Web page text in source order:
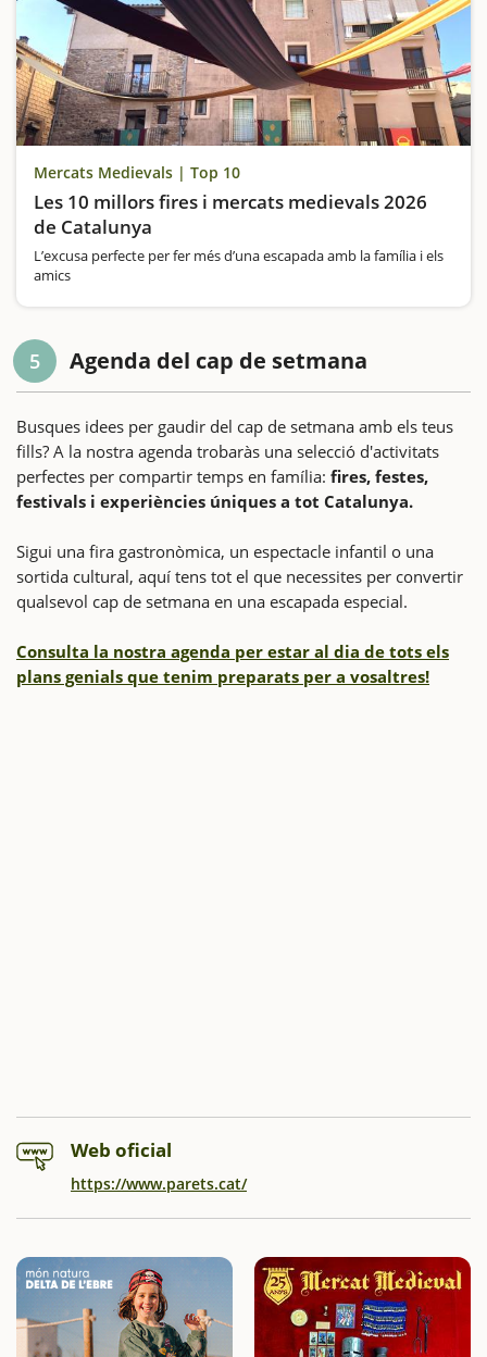
Mercats Medievals | Top 10
Les 10 millors fires i mercats medievals 2026
de Catalunya
L’excusa perfecte per fer més d’una escapada amb la família i els
amics
5 Agenda del cap de setmana
Busques idees per gaudir del cap de setmana amb els teus
fills? A la nostra agenda trobaràs una selecció d'activitats
perfectes per compartir temps en família: fires, festes,
festivals i experiències úniques a tot Catalunya.
Sigui una fira gastronòmica, un espectacle infantil o una
sortida cultural, aquí tens tot el que necessites per convertir
qualsevol cap de setmana en una escapada especial.
Consulta la nostra agenda per estar al dia de tots els
plans genials que tenim preparats per a vosaltres!
Web oficial
https://www.parets.cat/